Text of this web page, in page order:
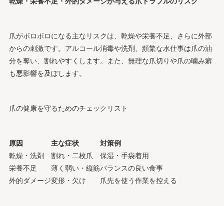
爪がボロボロになる主なリスクは、乾燥や栄養不足、さらに外部
からの刺激です。アルコール消毒や洗剤、頻繁な水仕事は爪の油
分を奪い、割れやすくします。また、無理な爪切りや爪の噛み癖
も悪影響を及ぼします。
爪の健康を守るためのチェックリスト
原因 主な症状
対策例
乾燥・洗剤
割れ・二枚爪
保湿・手袋着用
栄養不足
薄く弱い・縦筋バランスの良い食事
外的ダメージ変形・欠け 爪先を使う作業を控える